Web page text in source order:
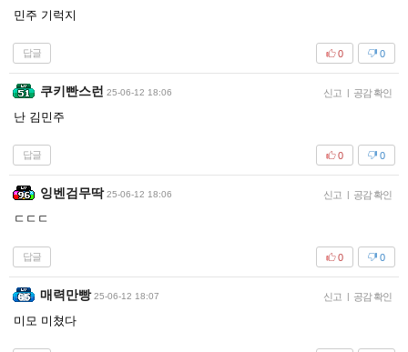
민주 기럭지
답글 0
0
쿠키빤스런 25-06-12 18:06 신고 공감 확인
난 김민주
답글 0
0
잉벤검무딱 25-06-12 18:06 신고 공감 확인
ㄷㄷㄷ
답글 0
0
매력만빵 25-06-12 18:07 신고 공감 확인
미모 미쳤다